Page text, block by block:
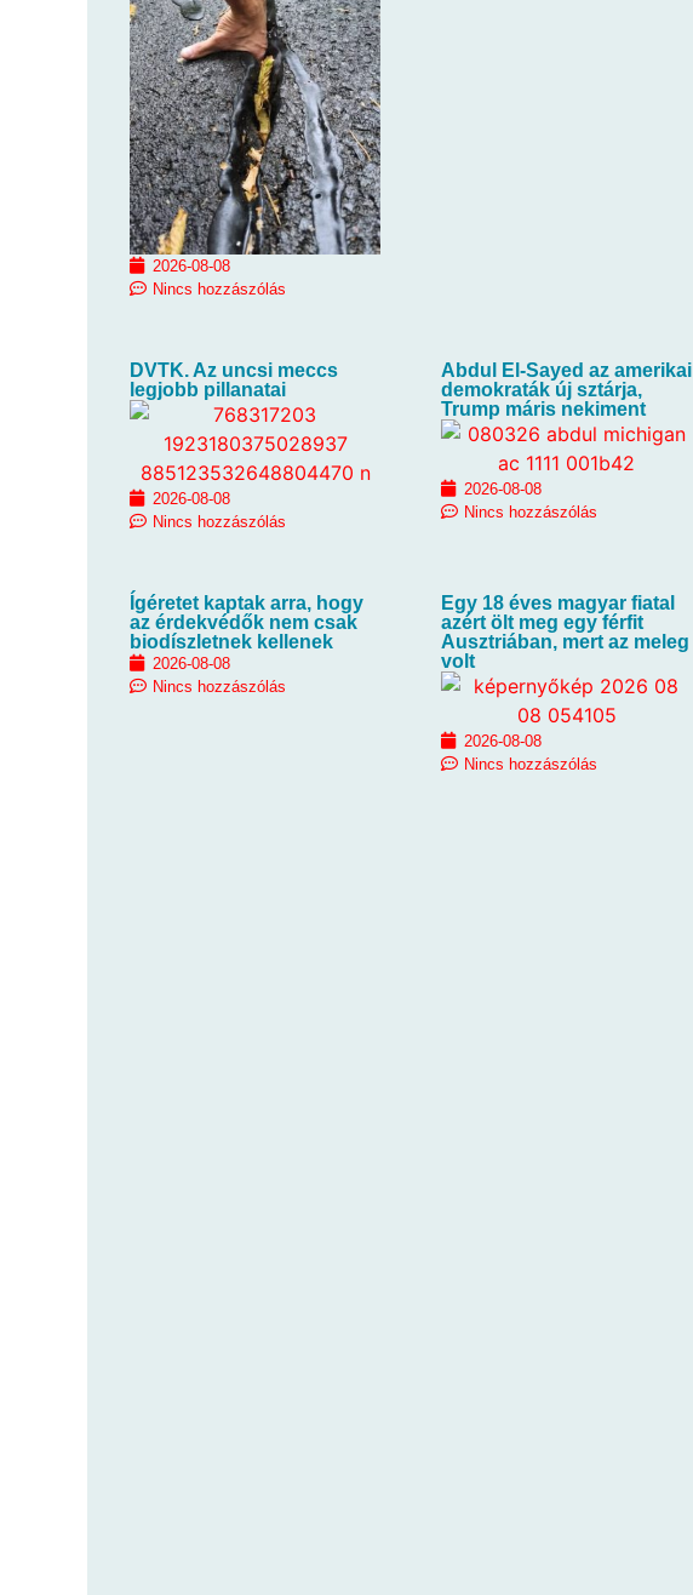
2026-08-08
Nincs hozzászólás
DVTK. Az uncsi meccs
legjobb pillanatai
2026-08-08
Nincs hozzászólás
Abdul El-Sayed az amerikai
demokraták új sztárja,
Trump máris nekiment
2026-08-08
Nincs hozzászólás
Ígéretet kaptak arra, hogy
az érdekvédők nem csak
biodíszletnek kellenek
2026-08-08
Nincs hozzászólás
Egy 18 éves magyar fiatal
azért ölt meg egy férfit
Ausztriában, mert az meleg
volt
2026-08-08
Nincs hozzászólás